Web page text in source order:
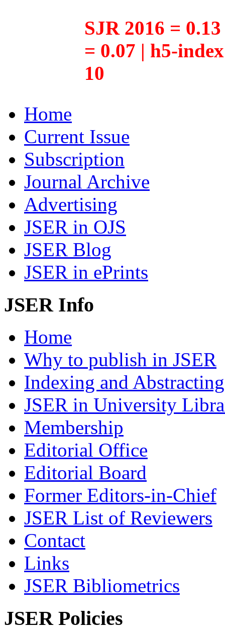
SJR 2016 =
= 0.07 | h5-
10
Home
Current Issue
Subscription
Journal Archive
Advertising
JSER in OJS
JSER Blog
JSER in ePrints
JSER Info
Home
Why to publish in JSER
Indexing and Abstracting
JSER in University
Membership
Editorial Office
Editorial Board
Former Editors-in-Chief
JSER List of Reviewers
Contact
Links
JSER Bibliometrics
JSER Policies